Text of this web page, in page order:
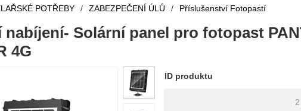
POTŘEBY / ZABEZPEČENÍ ÚLŮ / Příslušenství Fotopastí
nabíjení- Solární panel pro fotopast
4G
ID produktu